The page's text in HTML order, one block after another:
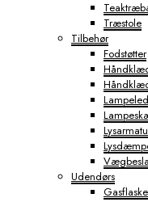
Træstole
Tilbehør
Fodstøtter
Udendørs